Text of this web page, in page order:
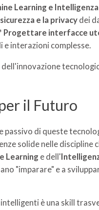
Learning e
e la privacydei
Progettare interfacce
e interazioni complesse.
il Futuro
passivo di queste
solide nelle discipline
Learning e dell'
"imparare" e a
è una skill